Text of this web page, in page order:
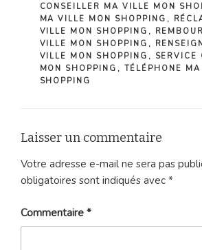
CONSEILLER MA VILLE MON
MA VILLE MON SHOPPING ,
VILLE MON SHOPPING ,
VILLE MON SHOPPING ,
VILLE MON SHOPPING , SERVICE
MON SHOPPING , TÉLÉPHONE
SHOPPING
Laisser un commentaire
Votre adresse e-mail ne sera pas
obligatoires sont indiqués avec *
Commentaire *